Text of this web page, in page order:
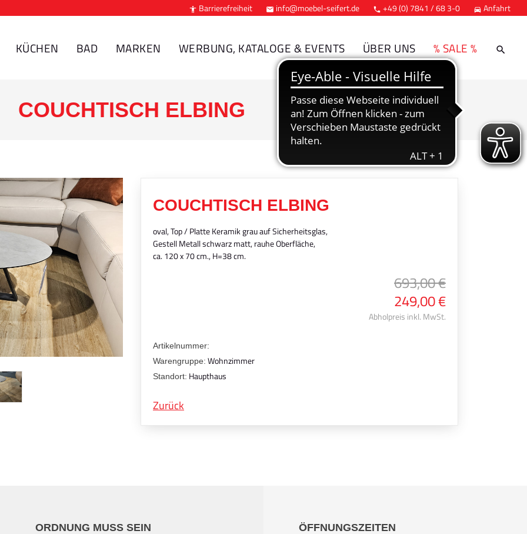
 Barrierefreiheit  info@moebel-seifert.de  +49 (0) 7841 / 68 3-0  Anfahrt
KÜCHEN BAD MARKEN WERBUNG, KATALOGE & EVENTS ÜBER UNS % SALE %
COUCHTISCH ELBING
COUCHTISCH ELBING
oval, Top / Platte Keramik grau auf Sicherheitsglas,
Gestell Metall schwarz matt, rauhe Oberfläche,
ca. 120 x 70 cm., H=38 cm.
693,00 €
249,00 €
Abholpreis inkl. MwSt.
Artikelnummer:
Warengruppe: Wohnzimmer
Standort: Haupthaus
Zurück
ORDNUNG MUSS SEIN ÖFFNUNGSZEITEN